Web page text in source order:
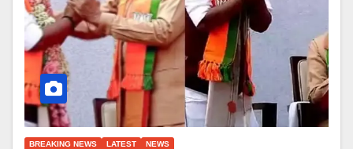
BREAKING NEWS LATEST NEWS